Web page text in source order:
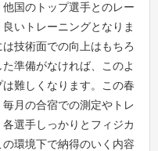
国のトップ選手とのレー
いトレーニングとなりま
技術面での向上はもちろ
準備がなければ、このよ
難しくなります。この春
月の合宿での測定やトレ
選手しっかりとフィジカ
環境下で納得のいく内容